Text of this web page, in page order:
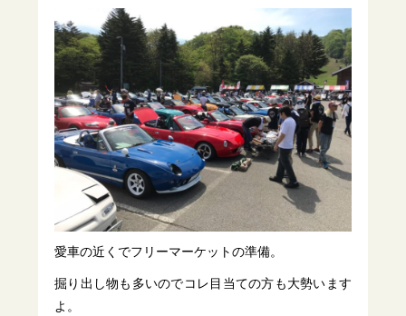
愛車の近くでフリーマーケットの準備。
掘り出し物も多いのでコレ目当ての方も大勢います
よ。